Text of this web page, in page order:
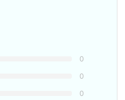
0
0
0